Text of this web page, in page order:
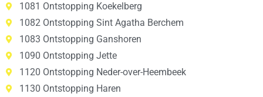
1081 Ontstopping Koekelberg
1082 Ontstopping Sint Agatha Berchem
1083 Ontstopping Ganshoren
1090 Ontstopping Jette
1120 Ontstopping Neder-over-Heembeek
1130 Ontstopping Haren